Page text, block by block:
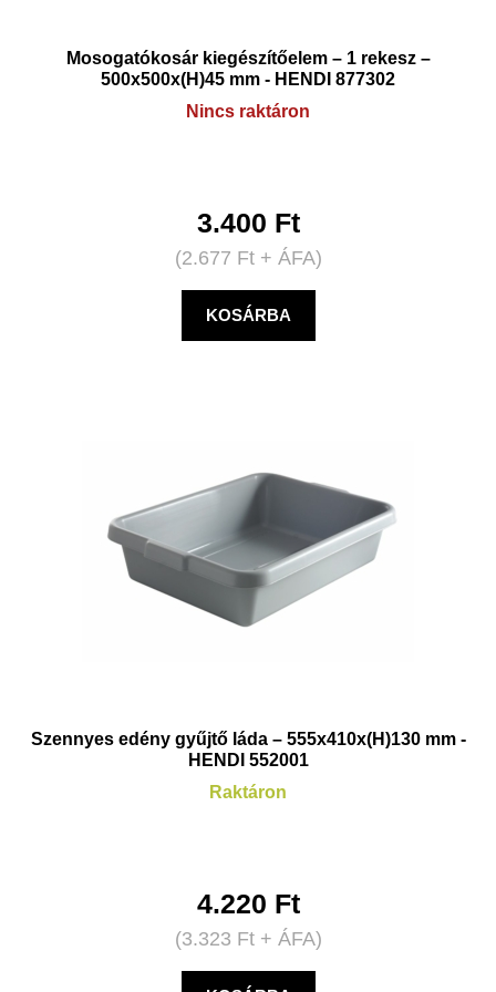
Mosogatókosár kiegészítőelem – 1 rekesz –
500x500x(H)45 mm - HENDI 877302
Nincs raktáron
3.400 Ft
(2.677 Ft+ ÁFA)
KOSÁRBA
Szennyes edény gyűjtő láda – 555x410x(H)130 mm -
HENDI 552001
Raktáron
4.220 Ft
(3.323 Ft+ ÁFA)